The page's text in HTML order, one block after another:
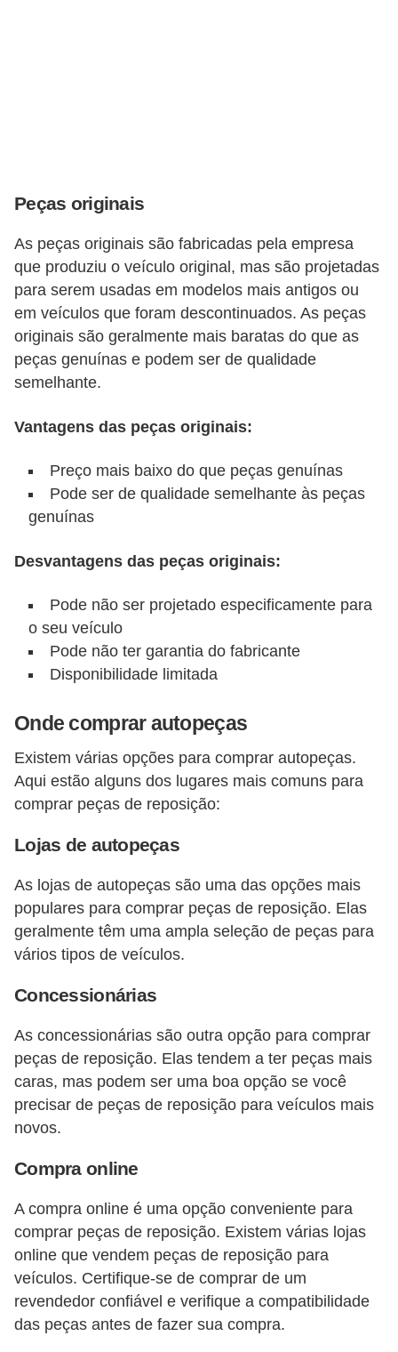
Peças originais
As peças originais são fabricadas pela empresa
que produziu o veículo original, mas são projetadas
para serem usadas em modelos mais antigos ou
em veículos que foram descontinuados. As peças
originais são geralmente mais baratas do que as
peças genuínas e podem ser de qualidade
semelhante.
Vantagens das peças originais:
Preço mais baixo do que peças genuínas
Pode ser de qualidade semelhante às peças
genuínas
Desvantagens das peças originais:
Pode não ser projetado especificamente para
o seu veículo
Pode não ter garantia do fabricante
Disponibilidade limitada
Onde comprar autopeças
Existem várias opções para comprar autopeças.
Aqui estão alguns dos lugares mais comuns para
comprar peças de reposição:
Lojas de autopeças
As lojas de autopeças são uma das opções mais
populares para comprar peças de reposição. Elas
geralmente têm uma ampla seleção de peças para
vários tipos de veículos.
Concessionárias
As concessionárias são outra opção para comprar
peças de reposição. Elas tendem a ter peças mais
caras, mas podem ser uma boa opção se você
precisar de peças de reposição para veículos mais
novos.
Compra online
A compra online é uma opção conveniente para
comprar peças de reposição. Existem várias lojas
online que vendem peças de reposição para
veículos. Certifique-se de comprar de um
revendedor confiável e verifique a compatibilidade
das peças antes de fazer sua compra.